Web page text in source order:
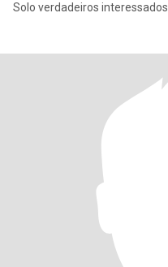
Solo verdadeiros interessados